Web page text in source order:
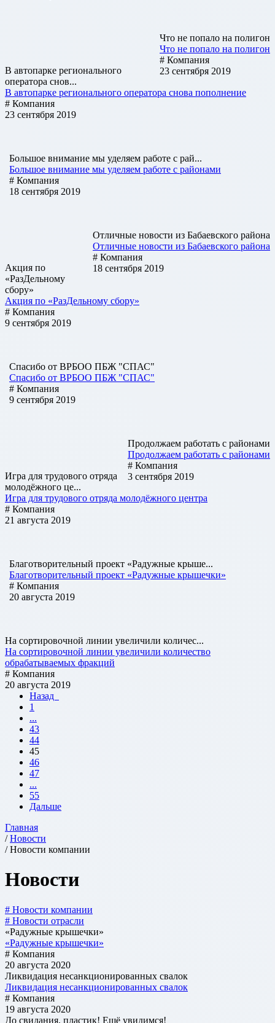
Что не попало на полигон
Что не попало на полигон
# Компания
23 сентября 2019
В автопарке регионального
оператора снов...
В автопарке регионального оператора снова пополнение
# Компания
23 сентября 2019
Большое внимание мы уделяем работе с рай...
Большое внимание мы уделяем работе с районами
# Компания
18 сентября 2019
Отличные новости из Бабаевского района
Отличные новости из Бабаевского района
# Компания
18 сентября 2019
Акция по
«РазДельному
сбору»
Акция по «РазДельному сбору»
# Компания
9 сентября 2019
Спасибо от ВРБОО ПБЖ "СПАС"
Спасибо от ВРБОО ПБЖ "СПАС"
# Компания
9 сентября 2019
Продолжаем работать с районами
Продолжаем работать с районами
# Компания
3 сентября 2019
Игра для трудового отряда
молодёжного це...
Игра для трудового отряда молодёжного центра
# Компания
21 августа 2019
Благотворительный проект «Радужные крыше...
Благотворительный проект «Радужные крышечки»
# Компания
20 августа 2019
На сортировочной линии увеличили количес...
На сортировочной линии увеличили количество
обрабатываемых фракций
# Компания
20 августа 2019
Назад
1
...
43
44
45
46
47
...
55
Дальше
Главная
/Новости
/ Новости компании
Новости
# Новости компании
# Новости отрасли
«Радужные крышечки»
«Радужные крышечки»
# Компания
20 августа 2020
Ликвидация несанкционированных свалок
Ликвидация несанкционированных свалок
# Компания
19 августа 2020
До свидания, пластик! Ещё увидимся!